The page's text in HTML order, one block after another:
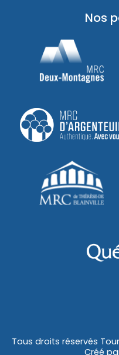
Nos
Tous droits réservés
Créé